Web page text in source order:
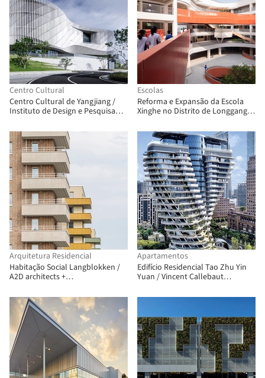
Centro Cultural
Centro Cultural de Yangjiang /
Instituto de Design e Pesquisa
Design Group
Escolas
Reforma e Expansão da Escola
Xinghe no Distrito de Longgang,
Arquitetura Residencial
Habitação Social Langblokken /
A2D architects +
Suls
Apartamentos
Edifício Residencial Tao Zhu Yin
Yuan / Vincent Callebaut